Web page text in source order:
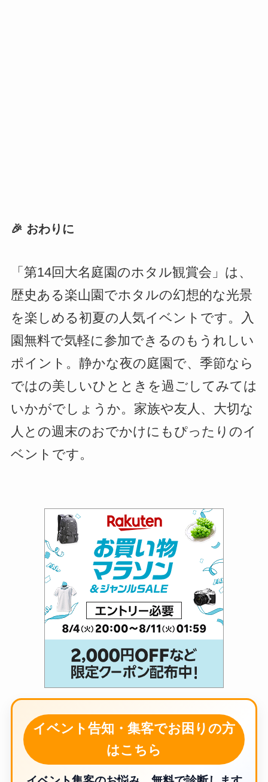
🎉 おわりに
「第14回大名庭園のホタル観賞会」は、
歴史ある楽山園でホタルの幻想的な光景
を楽しめる初夏の人気イベントです。入
園無料で気軽に参加できるのもうれしい
ポイント。静かな夜の庭園で、季節なら
ではの美しいひとときを過ごしてみては
いかがでしょうか。家族や友人、大切な
人との週末のおでかけにもぴったりのイ
ベントです。
イベント告知・集客でお困りの方
はこちら